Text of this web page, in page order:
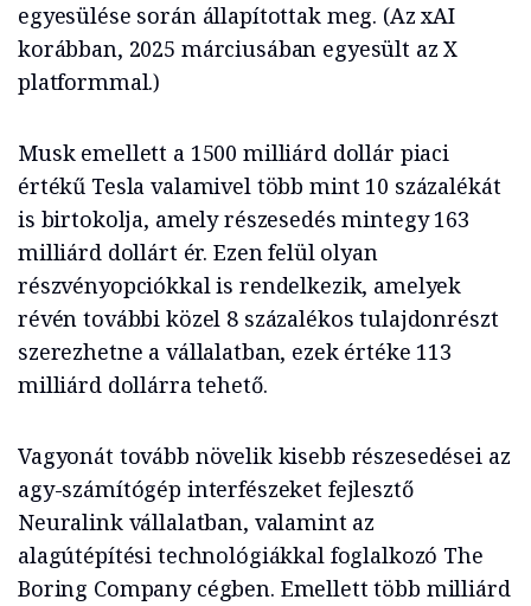
egyesülése során állapítottak meg. (Az xAI
korábban, 2025 márciusában egyesült az X
platformmal.)
Musk emellett a 1500 milliárd dollár piaci
értékű Tesla valamivel több mint 10 százalékát
is birtokolja, amely részesedés mintegy 163
milliárd dollárt ér. Ezen felül olyan
részvényopciókkal is rendelkezik, amelyek
révén további közel 8 százalékos tulajdonrészt
szerezhetne a vállalatban, ezek értéke 113
milliárd dollárra tehető.
Vagyonát tovább növelik kisebb részesedései az
agy-számítógép interfészeket fejlesztő
Neuralink vállalatban, valamint az
alagútépítési technológiákkal foglalkozó The
Boring Company cégben. Emellett több milliárd